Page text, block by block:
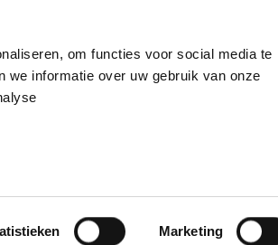
om functies voor social media te
we informatie over uw gebruik van onze
Marketing
Cursus EP-W Basis Woningen
Opleiding Professioneel VvE-beheer
Opleiding Projectleider Vastgoed